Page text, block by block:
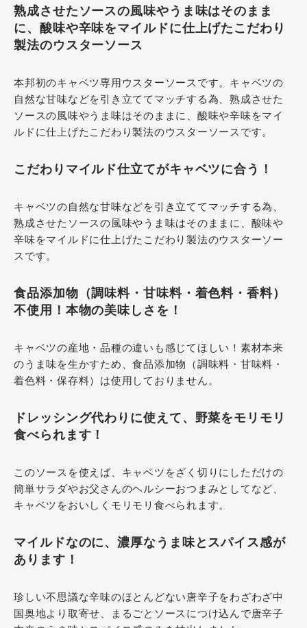
熟成させたソースの風味やうま味はそのまま
に、酸味や辛味をマイルドに仕上げたこだわり
製法のウスターソース
本邦初のキャベツ専用ウスターソースです。キャベツの
自然な甘味などを引き立ててマッチする為、熟成させた
ソースの風味やうま味はそのままに、酸味や辛味をマイ
ルドに仕上げたこだわり製法のウスターソースです。
こだわりマイルド仕立てがキャベツに合う！
キャベツの自然な甘味などを引き立ててマッチする為、
熟成させたソースの風味やうま味はそのままに、酸味や
辛味をマイルドに仕上げたこだわり製法のウスターソー
スです。
食品添加物（調味料・甘味料・着色料・香料）
不使用！本物の美味しさを！
キャベツの産地・品種の違いも感じてほしい！素材本来
のうま味を生かすため、食品添加物（調味料・甘味料・
着色料・保存料）は使用しておりません。
ドレッシング代わりに使えて、野菜をモリモリ
食べられます！
このソースを使えば、キャベツをざく切りにしただけの
簡単サラダやお父さんのヘルシーおつまみとしてなど、
キャベツをおいしくモリモリ食べられます。
マイルドなのに、濃厚なうま味とスパイス感が
あります！
珍しい不思議な辛味のほとんどない唐辛子をわざわざ中
国奥地より取寄せ、まるごとソースにつけ込んで唐辛子